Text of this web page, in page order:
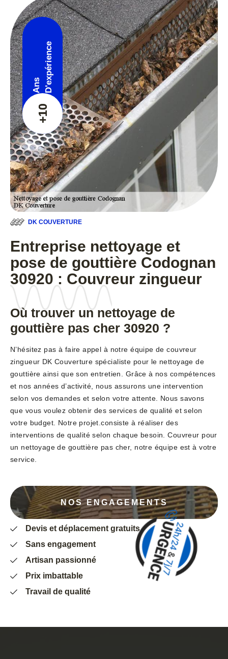
+10
Ans D'expérience
DK COUVERTURE
Entreprise nettoyage et
pose de gouttière Codognan
30920 : Couvreur zingueur
Où trouver un nettoyage de
gouttière pas cher 30920 ?
N’hésitez pas à faire appel à notre équipe de couvreur
zingueur DK Couverture spécialiste pour le nettoyage de
gouttière ainsi que son entretien. Grâce à nos compétences
et nos années d’activité, nous assurons une intervention
selon vos demandes et selon votre attente. Nous savons
que vous voulez obtenir des services de qualité et selon
votre budget. Notre projet.consiste à réaliser des
interventions de qualité selon chaque besoin. Couvreur pour
un nettoyage de gouttière pas cher, notre équipe est à votre
service.
NOS ENGAGEMENTS
Devis et déplacement gratuits
Sans engagement
Artisan passionné
Prix imbattable
Travail de qualité